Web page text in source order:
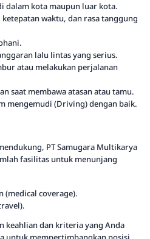
dalam kota maupun luar kota.
waktu, dan rasa tanggung
lalu lintas yang serius.
atau melakukan perjalanan
saat membawa atasan atau tamu.
mengemudi (Driving) dengan baik.
PT Samugara Multikarya
fasilitas untuk menunjang
(medical coverage).
keahlian dan kriteria yang Anda